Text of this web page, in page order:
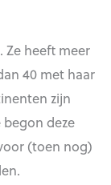
Ze heeft meer
40 met haar
zijn
begon deze
(toen nog)